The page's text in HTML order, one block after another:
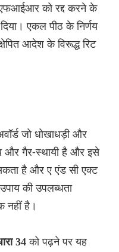
एफआईआर को रद्द करने के
एकल पीठ के निर्णय
आदेश के विरूद्ध रिट
जो धोखाधड़ी और
और गैर-स्थायी है और इसे
है और ए एंड सी एक्ट
की उपलब्धता
नहीं है।
34को पढ़ने पर यह